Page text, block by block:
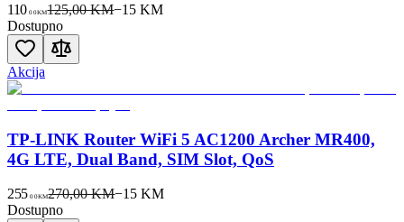
110 00KM125,00 KM−15 KM
Dostupno
Akcija
TP-LINK Router WiFi 5 AC1200 Archer MR400,
4G LTE, Dual Band, SIM Slot, QoS
255 00KM270,00 KM−15 KM
Dostupno